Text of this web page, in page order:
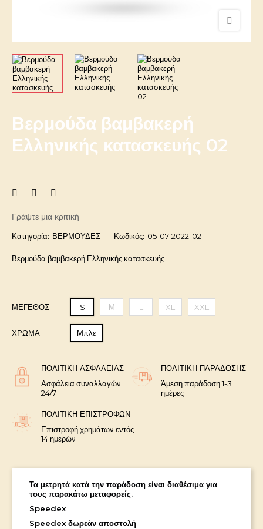
Βερμούδα βαμβακερή
Ελληνικής κατασκευής 02
Γράψτε μια κριτική
Κατηγορία: ΒΕΡΜΟΥΔΕΣ Κωδικός: 05-07-2022-02
Βερμούδα βαμβακερή Ελληνικής κατασκευής
ΜΈΓΕΘΟΣ S Μ L XL XXL
ΧΡΩΜΑ Μπλε
ΠΟΛΙΤΙΚΉ ΑΣΦΑΛΕΊΑΣ
Ασφάλεια συναλλαγών
24/7
ΠΟΛΙΤΙΚΉ ΠΑΡΆΔΟΣΗΣ
Άμεση παράδοση 1-3
ημέρες
ΠΟΛΙΤΙΚΉ ΕΠΙΣΤΡΟΦΏΝ
Επιστροφή χρημάτων εντός
14 ημερών
Τα μετρητά κατά την παράδοση είναι διαθέσιμα για
τους παρακάτω μεταφορείς.
Speedex
Speedex δωρεάν αποστολή